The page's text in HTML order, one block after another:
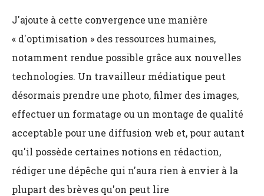
J'ajoute à cette convergence une manière
« d'optimisation » des ressources humaines,
notamment rendue possible grâce aux nouvelles
technologies. Un travailleur médiatique peut
désormais prendre une photo, filmer des images,
effectuer un formatage ou un montage de qualité
acceptable pour une diffusion web et, pour autant
qu'il possède certaines notions en rédaction,
rédiger une dépêche qui n'aura rien à envier à la
plupart des brèves qu'on peut lire